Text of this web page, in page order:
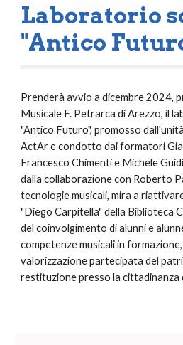
Laboratorio
"Antico
Prenderà avvio a dicembre 2024,
Musicale F. Petrarca di Arezzo, il
"Antico Futuro", promosso
ActAr e condotto dai formatori
Francesco Chimenti e Michele
dalla collaborazione con Roberto
tecnologie musicali, mira a
"Diego Carpitella" della Biblioteca
del coinvolgimento di alunni e
competenze musicali in
valorizzazione partecipata del
restituzione presso la